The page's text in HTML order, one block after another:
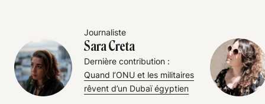
Journaliste
Sara Creta
Dernière contribution :
Quand l’ONU et les militaires
rêvent d’un Dubaï égyptien